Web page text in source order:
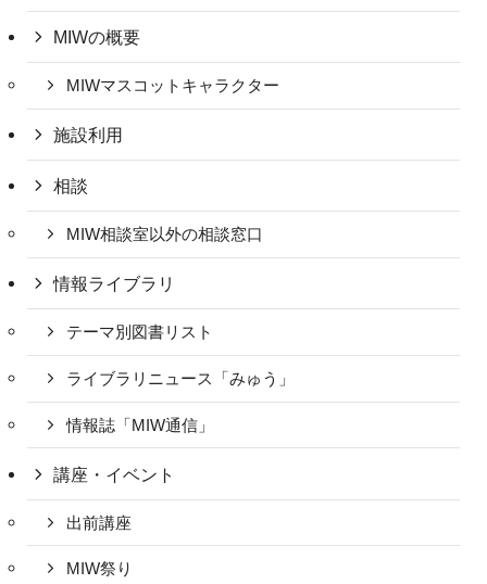
MIWの概要
MIWマスコットキャラクター
施設利用
相談
MIW相談室以外の相談窓口
情報ライブラリ
テーマ別図書リスト
ライブラリニュース「みゅう」
情報誌「MIW通信」
講座・イベント
出前講座
MIW祭り